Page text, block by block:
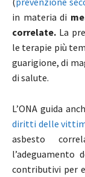
in materia di
correlate. La
le terapie più
guarigione, di
di salute.
L’ONA guida
diritti delle
asbesto
l’adeguamento
contributivi per